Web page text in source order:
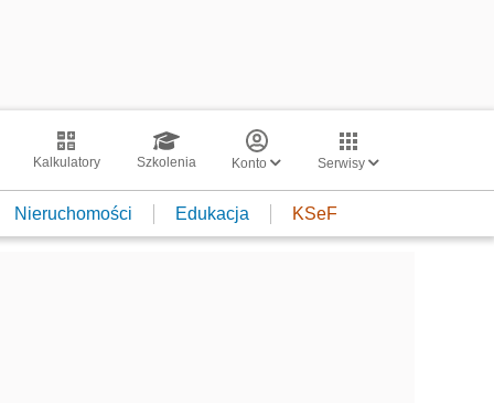
Kalkulatory Szkolenia Konto Serwisy
Nieruchomości Edukacja KSeF